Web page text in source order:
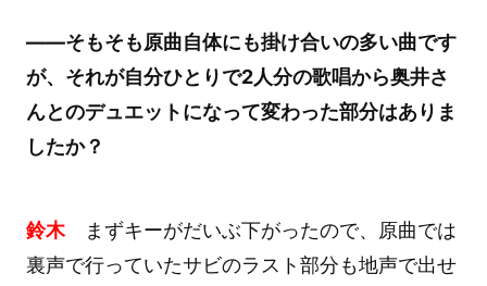
――そもそも原曲自体にも掛け合いの多い曲です
が、それが自分ひとりで2人分の歌唱から奥井さ
んとのデュエットになって変わった部分はありま
したか？
鈴木まずキーがだいぶ下がったので、原曲では
裏声で行っていたサビのラスト部分も地声で出せ